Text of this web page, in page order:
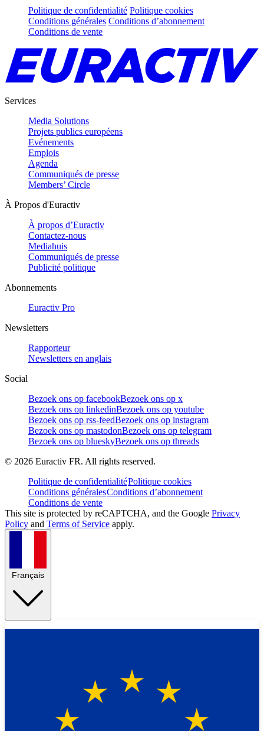
Politique de confidentialité Politique cookies
Conditions générales Conditions d’abonnement
Conditions de vente
Services
Media Solutions
Projets publics européens
Evénements
Emplois
Agenda
Communiqués de presse
Members’ Circle
À Propos d'Euractiv
À propos d’Euractiv
Contactez-nous
Mediahuis
Communiqués de presse
Publicité politique
Abonnements
Euractiv Pro
Newsletters
Rapporteur
Newsletters en anglais
Social
Bezoek ons op facebookBezoek ons op x
Bezoek ons op linkedinBezoek ons op youtube
Bezoek ons op rss-feedBezoek ons op instagram
Bezoek ons op mastodonBezoek ons op telegram
Bezoek ons op blueskyBezoek ons op threads
© 2026 Euractiv FR. All rights reserved.
Politique de confidentialitéPolitique cookies
Conditions généralesConditions d’abonnement
Conditions de vente
This site is protected by reCAPTCHA, and the Google Privacy
Policy and Terms of Service apply.
Français